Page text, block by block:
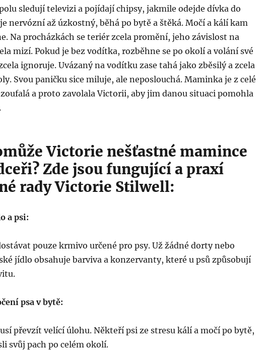
sledují televizi a pojídají chipsy, jakmile odejde dívka do
nervózní až úzkostný, běhá po bytě a štěká. Močí a kálí kam
Na procházkách se teriér zcela promění, jeho závislost na
mizí. Pokud je bez vodítka, rozběhne se po okolí a volání své
ignoruje. Uvázaný na vodítku zase tahá jako zběsilý a zcela
Svou paničku sice miluje, ale neposlouchá. Maminka je z celé
a proto zavolala Victorii, aby jim danou situaci pomohla
Victorie nešťastné mamince
Zde jsou fungující a praxí
rady Victorie Stilwell:
a psi:
pouze krmivo určené pro psy. Už žádné dorty nebo
jídlo obsahuje barviva a konzervanty, které u psů způsobují
psa v bytě:
převzít velící úlohu. Někteří psi ze stresu kálí a močí po bytě,
svůj pach po celém okolí.